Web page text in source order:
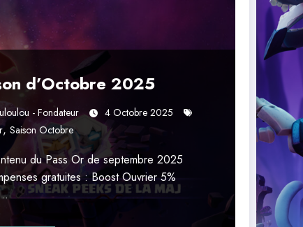
d’Octobre 2025
- Fondateur
4 Octobre 2025
, Saison Octobre
du Pass Or de septembre 2025
gratuites : Boost Ouvrier 5%